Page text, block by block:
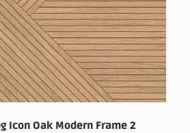
Icon Oak Modern Frame 2